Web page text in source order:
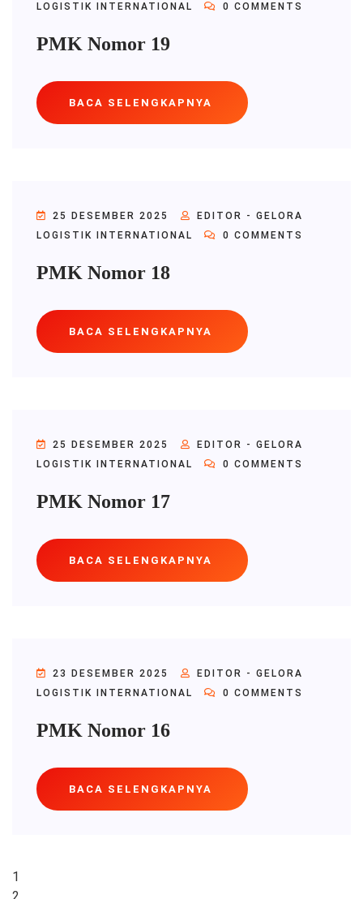
LOGISTIK INTERNATIONAL
0 COMMENTS
PMK Nomor 19
BACA SELENGKAPNYA
25 DESEMBER 2025
EDITOR - GELORA
LOGISTIK INTERNATIONAL
0 COMMENTS
PMK Nomor 18
BACA SELENGKAPNYA
25 DESEMBER 2025
EDITOR - GELORA
LOGISTIK INTERNATIONAL
0 COMMENTS
PMK Nomor 17
BACA SELENGKAPNYA
23 DESEMBER 2025
EDITOR - GELORA
LOGISTIK INTERNATIONAL
0 COMMENTS
PMK Nomor 16
BACA SELENGKAPNYA
1